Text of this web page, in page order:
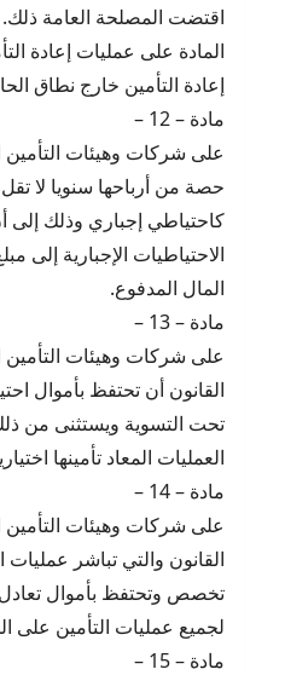
اقتضت المصلحة العامة
المادة على عمليات إعادة
إعادة التأمين خارج نطاق
مادة – 12 –
على شركات وهيئات
كاحتياطي إجباري وذلك إلى
المال المدفوع.
مادة – 13 –
على شركات وهيئات التأمين
القانون أن تحتفظ بأموال
تحت التسوية ويستثنى من
العمليات المعاد تأمينها
مادة – 14 –
على شركات وهيئات التأمين
القانون والتي تباشر عمليات
تخصص وتحتفظ بأموال تعادل
لجميع عمليات التأمين على
مادة – 15 –